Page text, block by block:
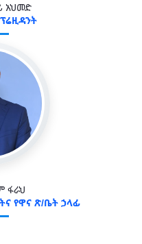
አህመድ
ፋራህ
የዋና ጽ/ቤት ኃላፊ